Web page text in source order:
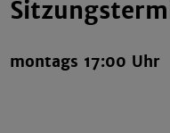
montags 17:00 Uhr